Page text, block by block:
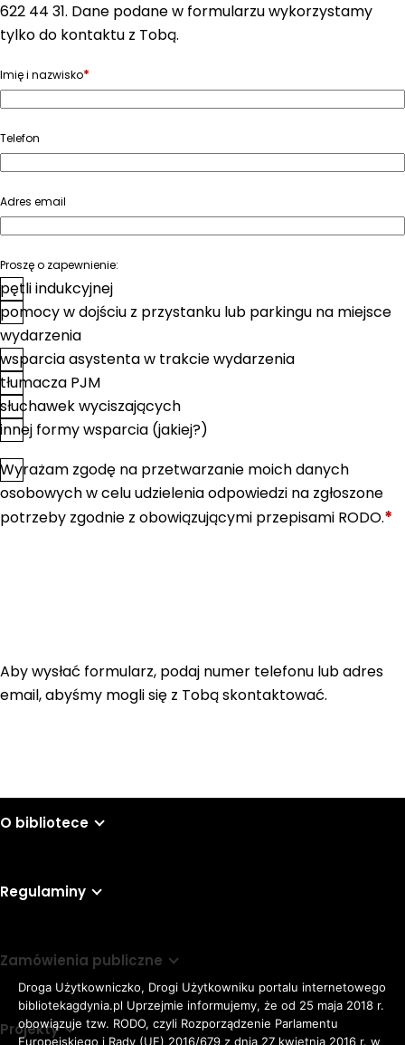
622 44 31. Dane podane w formularzu wykorzystamy
tylko do kontaktu z Tobą.
Imię i nazwisko*
Telefon
Adres email
Proszę o zapewnienie:
pętli indukcyjnej
pomocy w dojściu z przystanku lub parkingu na miejsce
wydarzenia
wsparcia asystenta w trakcie wydarzenia
tłumacza PJM
słuchawek wyciszających
innej formy wsparcia (jakiej?)
Zgoda*
Wyrażam zgodę na przetwarzanie moich danych
osobowych w celu udzielenia odpowiedzi na zgłoszone
potrzeby zgodnie z obowiązującymi przepisami RODO.*
Aby wysłać formularz, podaj numer telefonu lub adres
email, abyśmy mogli się z Tobą skontaktować.
O bibliotece
Regulaminy
Zamówienia publiczne
Projekty
Droga Użytkowniczko, Drogi Użytkowniku portalu internetowego
bibliotekagdynia.pl Uprzejmie informujemy, że od 25 maja 2018 r.
obowiązuje tzw. RODO, czyli Rozporządzenie Parlamentu
Europejskiego i Rady (UE) 2016/679 z dnia 27 kwietnia 2016 r. w